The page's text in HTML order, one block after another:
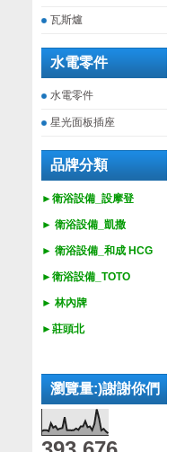
瓦斯爐
水電零件
水電零件
星光面板插座
品牌分類
►衛浴設備_設摩登
► 衛浴設備_ 凱撒
► 衛浴設備_ 和成 HCG
►衛浴設備_ TOTO
► 林內牌
►莊頭北
瀏覽量:)謝謝你們